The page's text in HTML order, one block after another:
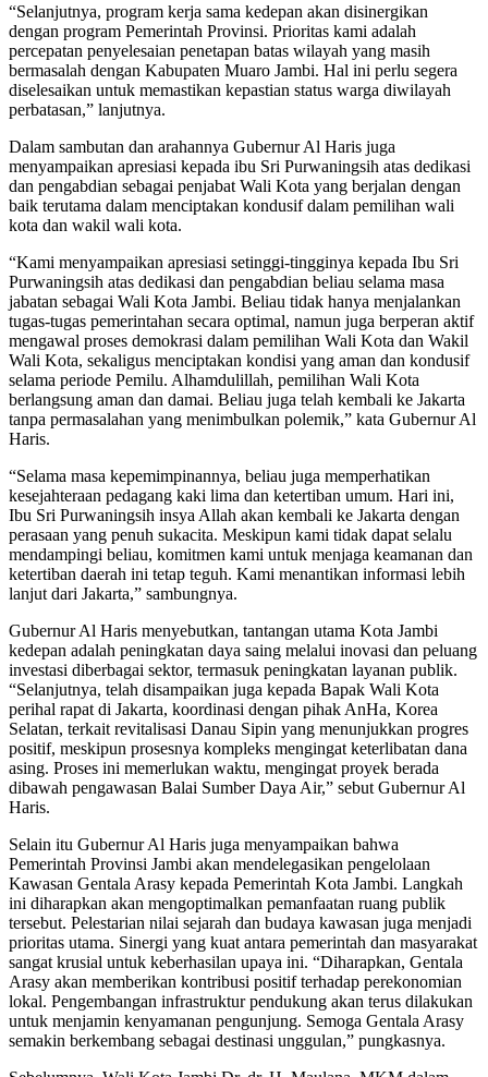
“Selanjutnya, program kerja sama kedepan akan disinergikan
dengan program Pemerintah Provinsi. Prioritas kami adalah
percepatan penyelesaian penetapan batas wilayah yang masih
bermasalah dengan Kabupaten Muaro Jambi. Hal ini perlu segera
diselesaikan untuk memastikan kepastian status warga diwilayah
perbatasan,” lanjutnya.
Dalam sambutan dan arahannya Gubernur Al Haris juga
menyampaikan apresiasi kepada ibu Sri Purwaningsih atas dedikasi
dan pengabdian sebagai penjabat Wali Kota yang berjalan dengan
baik terutama dalam menciptakan kondusif dalam pemilihan wali
kota dan wakil wali kota.
“Kami menyampaikan apresiasi setinggi-tingginya kepada Ibu Sri
Purwaningsih atas dedikasi dan pengabdian beliau selama masa
jabatan sebagai Wali Kota Jambi. Beliau tidak hanya menjalankan
tugas-tugas pemerintahan secara optimal, namun juga berperan aktif
mengawal proses demokrasi dalam pemilihan Wali Kota dan Wakil
Wali Kota, sekaligus menciptakan kondisi yang aman dan kondusif
selama periode Pemilu. Alhamdulillah, pemilihan Wali Kota
berlangsung aman dan damai. Beliau juga telah kembali ke Jakarta
tanpa permasalahan yang menimbulkan polemik,” kata Gubernur Al
Haris.
“Selama masa kepemimpinannya, beliau juga memperhatikan
kesejahteraan pedagang kaki lima dan ketertiban umum. Hari ini,
Ibu Sri Purwaningsih insya Allah akan kembali ke Jakarta dengan
perasaan yang penuh sukacita. Meskipun kami tidak dapat selalu
mendampingi beliau, komitmen kami untuk menjaga keamanan dan
ketertiban daerah ini tetap teguh. Kami menantikan informasi lebih
lanjut dari Jakarta,” sambungnya.
Gubernur Al Haris menyebutkan, tantangan utama Kota Jambi
kedepan adalah peningkatan daya saing melalui inovasi dan peluang
investasi diberbagai sektor, termasuk peningkatan layanan publik.
“Selanjutnya, telah disampaikan juga kepada Bapak Wali Kota
perihal rapat di Jakarta, koordinasi dengan pihak AnHa, Korea
Selatan, terkait revitalisasi Danau Sipin yang menunjukkan progres
positif, meskipun prosesnya kompleks mengingat keterlibatan dana
asing. Proses ini memerlukan waktu, mengingat proyek berada
dibawah pengawasan Balai Sumber Daya Air,” sebut Gubernur Al
Haris.
Selain itu Gubernur Al Haris juga menyampaikan bahwa
Pemerintah Provinsi Jambi akan mendelegasikan pengelolaan
Kawasan Gentala Arasy kepada Pemerintah Kota Jambi. Langkah
ini diharapkan akan mengoptimalkan pemanfaatan ruang publik
tersebut. Pelestarian nilai sejarah dan budaya kawasan juga menjadi
prioritas utama. Sinergi yang kuat antara pemerintah dan masyarakat
sangat krusial untuk keberhasilan upaya ini. “Diharapkan, Gentala
Arasy akan memberikan kontribusi positif terhadap perekonomian
lokal. Pengembangan infrastruktur pendukung akan terus dilakukan
untuk menjamin kenyamanan pengunjung. Semoga Gentala Arasy
semakin berkembang sebagai destinasi unggulan,” pungkasnya.